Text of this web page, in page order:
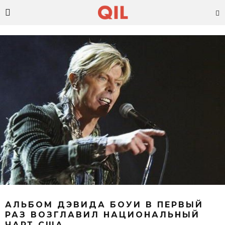
АЛЬБОМ ДЭВИДА БОУИ В ПЕРВЫЙ
РАЗ ВОЗГЛАВИЛ НАЦИОНАЛЬНЫЙ